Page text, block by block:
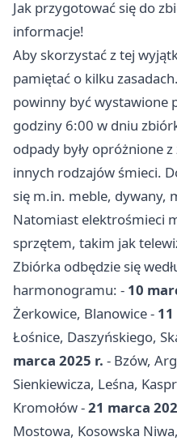
Jak przygotować się do
informacje!
Aby skorzystać z tej
pamiętać o kilku
powinny być wystawione
godziny 6:00 w dniu
odpady były opróżnione
innych rodzajów śmieci.
się m.in. meble, dywany,
Natomiast elektrośmieci
sprzętem, takim jak
Zbiórka odbędzie się
harmonogramu: - 10
Żerkowice, Blanowice -
Łośnice, Daszyńskiego,
marca 2025 r. - Bzów,
Sienkiewicza, Leśna,
Kromołów -21 marca
Mostowa, Kosowska